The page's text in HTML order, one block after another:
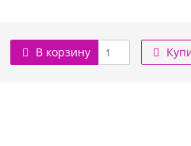
В корзину